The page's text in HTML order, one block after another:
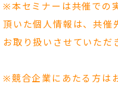
※本セミナーは共催での
頂いた個人情報は、共催
お取り扱いさせていただ
※競合企業にあたる方は